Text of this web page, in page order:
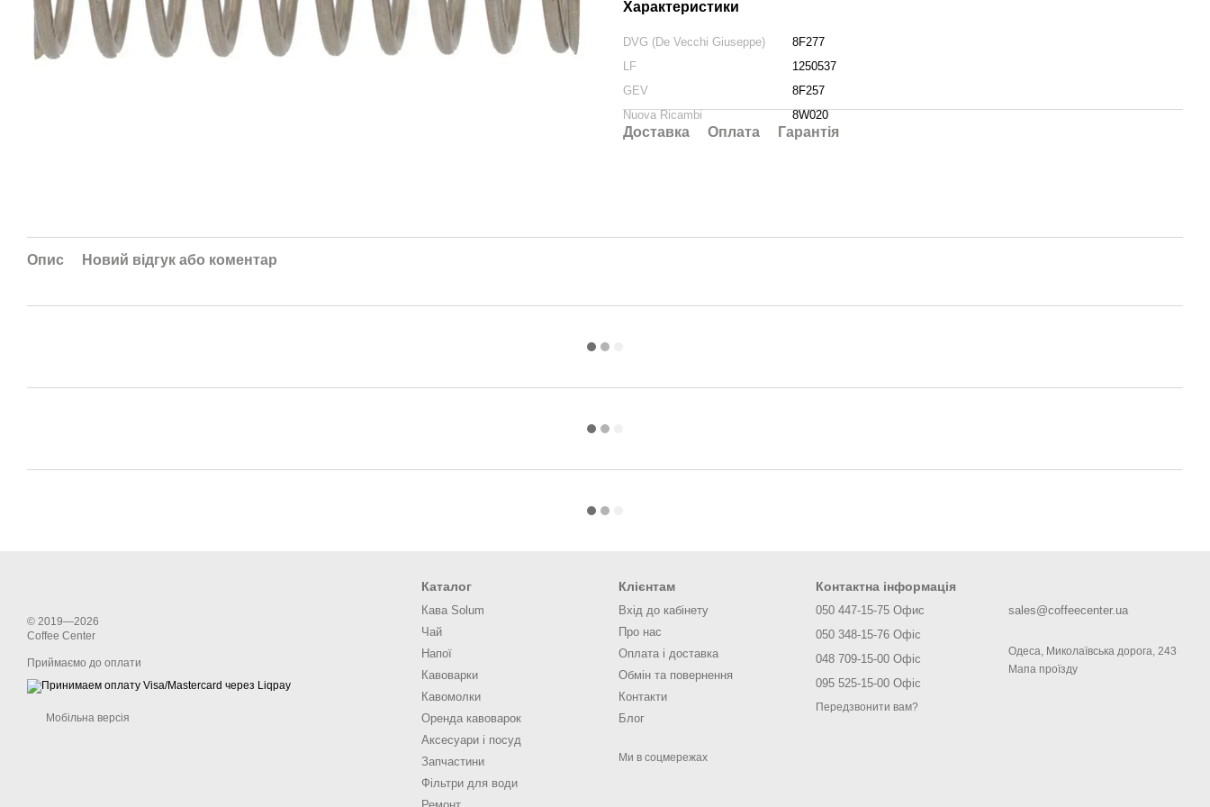
Характеристики
DVG (De Vecchi Giuseppe)
8F277
LF
1250537
GEV
8F257
Nuova Ricambi
8W020
Доставка Оплата Гарантія
Опис Новий відгук або коментар
© 2019—2026
Coffee Center
Приймаємо до оплати
Мобільна версія
Каталог
Кава Solum
Чай
Напої
Кавоварки
Кавомолки
Оренда кавоварок
Аксесуари і посуд
Запчастини
Фільтри для води
Клієнтам
Вхід до кабінету
Про нас
Оплата і доставка
Обмін та повернення
Контакти
Блог
Ми в соцмережах
Контактна інформація
050 447-15-75 Офис
050 348-15-76 Офіс
048 709-15-00 Офіс
095 525-15-00 Офіс
Передзвонити вам?
sales@coffeecenter.ua
Одеса, Миколаївська дорога, 243
Мапа проїзду